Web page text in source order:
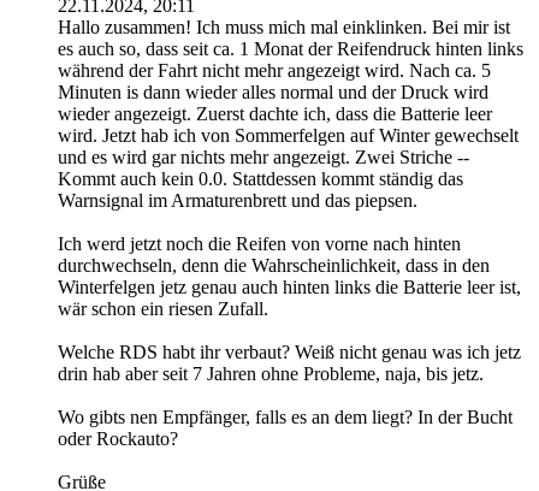
22.11.2024, 20:11
Hallo zusammen! Ich muss mich mal einklinken. Bei mir ist
es auch so, dass seit ca. 1 Monat der Reifendruck hinten links
während der Fahrt nicht mehr angezeigt wird. Nach ca. 5
Minuten is dann wieder alles normal und der Druck wird
wieder angezeigt. Zuerst dachte ich, dass die Batterie leer
wird. Jetzt hab ich von Sommerfelgen auf Winter gewechselt
und es wird gar nichts mehr angezeigt. Zwei Striche --
Kommt auch kein 0.0. Stattdessen kommt ständig das
Warnsignal im Armaturenbrett und das piepsen.
Ich werd jetzt noch die Reifen von vorne nach hinten
durchwechseln, denn die Wahrscheinlichkeit, dass in den
Winterfelgen jetz genau auch hinten links die Batterie leer ist,
wär schon ein riesen Zufall.
Welche RDS habt ihr verbaut? Weiß nicht genau was ich jetz
drin hab aber seit 7 Jahren ohne Probleme, naja, bis jetz.
Wo gibts nen Empfänger, falls es an dem liegt? In der Bucht
oder Rockauto?
Grüße